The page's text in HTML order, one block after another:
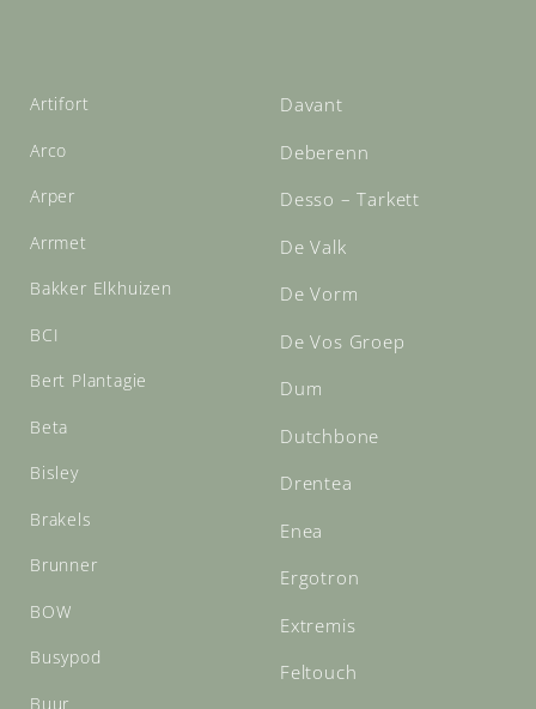
Artifort
Arco
Arper
Arrmet
Bakker Elkhuizen
BCI
Bert Plantagie
Beta
Bisley
Brakels
Brunner
BOW
Busypod
Buur
Davant
Deberenn
Desso – Tarkett
De Valk
De Vorm
De Vos Groep
Dum
Dutchbone
Drentea
Enea
Ergotron
Extremis
Feltouch